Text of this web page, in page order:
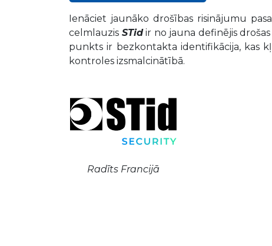
Ienāciet jaunāko drošības risinājumu
celmlauzis STidir no jauna definējis
punkts ir bezkontakta identifikācija, kas
kontroles izsmalcinātībā.
Radīts Francijā